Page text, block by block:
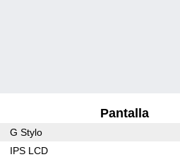
Pantalla
G Stylo
IPS LCD